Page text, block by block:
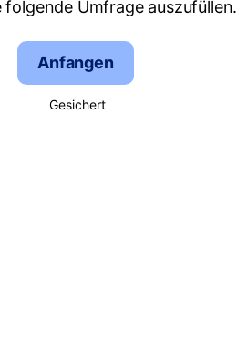
folgende Umfrage auszufüllen.
Anfangen
Gesichert